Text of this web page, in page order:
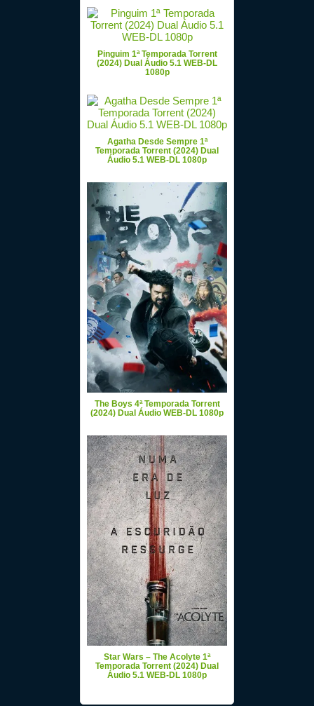
Pinguim 1ª Temporada Torrent
(2024) Dual Áudio 5.1 WEB-DL
1080p
Agatha Desde Sempre 1ª
Temporada Torrent (2024) Dual
Áudio 5.1 WEB-DL 1080p
The Boys 4ª Temporada Torrent
(2024) Dual Áudio WEB-DL 1080p
Star Wars – The Acolyte 1ª
Temporada Torrent (2024) Dual
Áudio 5.1 WEB-DL 1080p